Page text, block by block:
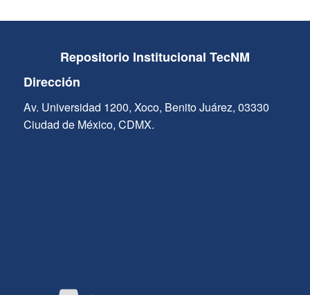
Repositorio Institucional TecNM
Dirección
Av. Universidad 1200, Xoco, Benito Juárez, 03330
Ciudad de México, CDMX.